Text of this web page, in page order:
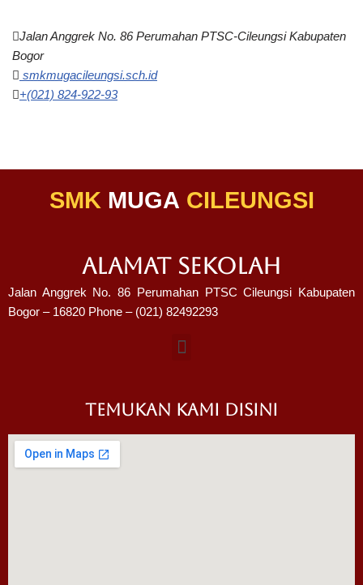
Jalan Anggrek No. 86 Perumahan PTSC-Cileungsi Kabupaten
Bogor
smkmugacileungsi.sch.id
+(021) 824-922-93
SMK MUGA CILEUNGSI
ALAMAT SEKOLAH
Jalan Anggrek No. 86 Perumahan PTSC Cileungsi Kabupaten
Bogor – 16820 Phone – (021) 82492293
TEMUKAN KAMI DISINI